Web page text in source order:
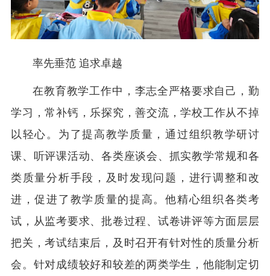
率先垂范 追求卓越
在教育教学工作中，李志全严格要求自己，勤
学习，常补钙，乐探究，善交流，学校工作从不掉
以轻心。为了提高教学质量，通过组织教学研讨
课、听评课活动、各类座谈会、抓实教学常规和各
类质量分析手段，及时发现问题，进行调整和改
进，促进了教学质量的提高。他精心组织各类考
试，从监考要求、批卷过程、试卷讲评等方面层层
把关，考试结束后，及时召开有针对性的质量分析
会。针对成绩较好和较差的两类学生，他能制定切